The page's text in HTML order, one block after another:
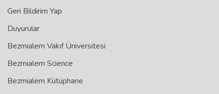
Geri Bildirim Yap
Duyurular
Bezmialem Vakıf Üniversitesi
Bezmialem Science
Bezmialem Kütüphane